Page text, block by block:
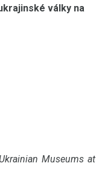
války na
Ukrainian Museums at